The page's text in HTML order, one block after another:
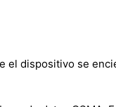
el dispositivo se